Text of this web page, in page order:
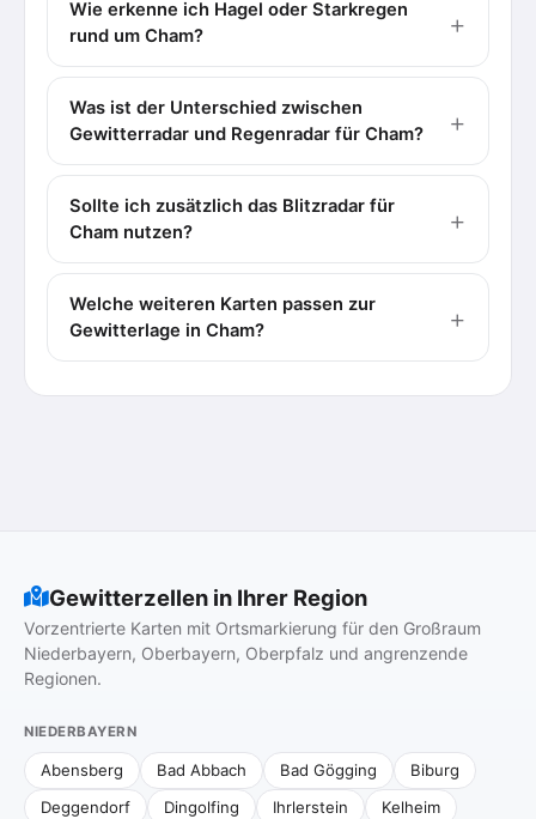
Wie erkenne ich Hagel oder Starkregen
rund um Cham?
Was ist der Unterschied zwischen
Gewitterradar und Regenradar für Cham?
Sollte ich zusätzlich das Blitzradar für
Cham nutzen?
Welche weiteren Karten passen zur
Gewitterlage in Cham?
Gewitterzellen in Ihrer Region
Vorzentrierte Karten mit Ortsmarkierung für den Großraum
Niederbayern, Oberbayern, Oberpfalz und angrenzende
Regionen.
NIEDERBAYERN
Abensberg Bad Abbach Bad Gögging
Biburg
Deggendorf
Dingolfing Ihrlerstein
Kelheim